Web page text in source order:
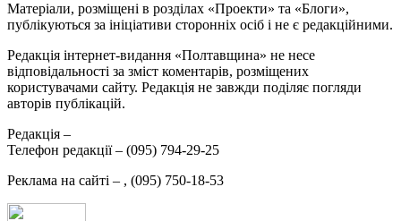
Матеріали, розміщені в розділах «Проекти» та «Блоги»,
публікуються за ініціативи сторонніх осіб і не є редакційними.
Редакція інтернет-видання «Полтавщина» не несе
відповідальності за зміст коментарів, розміщених
користувачами сайту. Редакція не завжди поділяє погляди
авторів публікацій.
Редакція –
Телефон редакції – (095) 794-29-25
Реклама на сайті – , (095) 750-18-53